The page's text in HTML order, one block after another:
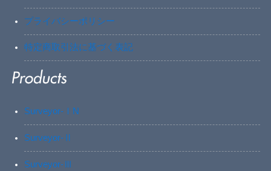
プライバシーポリシー
特定商取引法に基づく表記
Surveyor-ⅠN
Surveyor-Ⅱ
Surveyor-Ⅲ